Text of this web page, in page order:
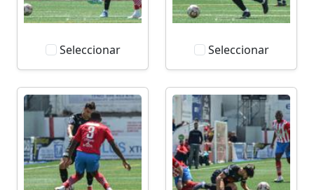
Seleccionar Seleccionar